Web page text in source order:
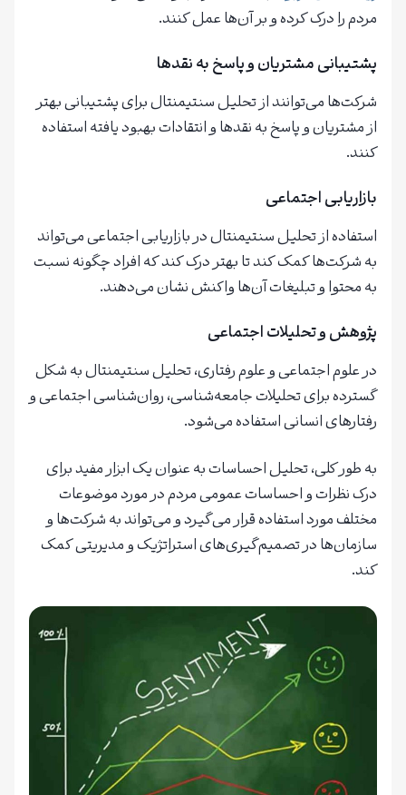
مردم را درک کرده و بر آن‌ها عمل کنند.
پشتیبانی مشتریان و پاسخ به نقدها
شرکت‌ها می‌توانند از تحلیل سنتیمنتال برای پشتیبانی بهتر
از مشتریان و پاسخ به نقدها و انتقادات بهبود یافته استفاده
کنند.
بازاریابی اجتماعی
استفاده از تحلیل سنتیمنتال در بازاریابی اجتماعی می‌تواند
به شرکت‌ها کمک کند تا بهتر درک کند که افراد چگونه نسبت
به محتوا و تبلیغات آن‌ها واکنش نشان می‌دهند.
پژوهش و تحلیلات اجتماعی
در علوم اجتماعی و علوم رفتاری، تحلیل سنتیمنتال به شکل
گسترده برای تحلیلات جامعه‌شناسی، روان‌شناسی اجتماعی و
رفتارهای انسانی استفاده می‌شود.
به طور کلی، تحلیل احساسات به عنوان یک ابزار مفید برای
درک نظرات و احساسات عمومی مردم در مورد موضوعات
مختلف مورد استفاده قرار می‌گیرد و می‌تواند به شرکت‌ها و
سازمان‌ها در تصمیم‌گیری‌های استراتژیک و مدیریتی کمک
کند.